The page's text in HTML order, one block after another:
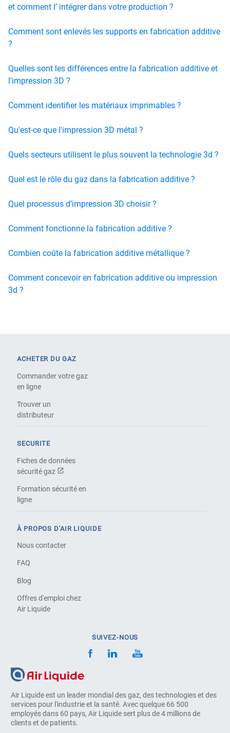
et comment l’ intégrer dans votre production ?
Comment sont enlevés les supports en fabrication additive
?
Quelles sont les différences entre la fabrication additive et
l'impression 3D ?
Comment identifier les matériaux imprimables ?
Qu'est-ce que l'impression 3D métal ?
Quels secteurs utilisent le plus souvent la technologie 3d ?
Quel est le rôle du gaz dans la fabrication additive ?
Quel processus d’impression 3D choisir ?
Comment fonctionne la fabrication additive ?
Combien coûte la fabrication additive métallique ?
Comment concevoir en fabrication additive ou impression
3d ?
Air Liquide est un leader mondial des gaz, des technologies et des
services pour l'industrie et la santé. Avec quelque 66 500
employés dans 60 pays, Air Liquide sert plus de 4 millions de
clients et de patients.
ACHETER DU GAZ
Commander votre gaz
en ligne
Trouver un
distributeur
SECURITE
Fiches de données
sécurité gaz
Formation sécurité en
ligne
À PROPOS D'AIR LIQUIDE
Nous contacter
FAQ
Blog
Offres d'emploi chez
Air Liquide
SUIVEZ-NOUS